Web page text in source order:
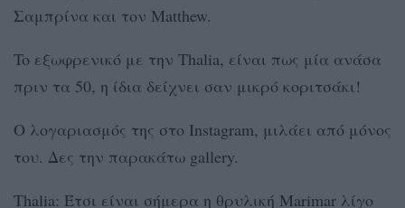
Σαμπρίνα και τον Matthew.
To εξωφρενικό με την Thalia, είναι πως μία ανάσα
πριν τα 50, η ίδια δείχνει σαν μικρό κοριτσάκι!
Ο λογαριασμός της στο Instagram, μιλάει από μόνος
του. Δες την παρακάτω gallery.
Thalia: Έτσι είναι σήμερα η θρυλική Marimar λίγο